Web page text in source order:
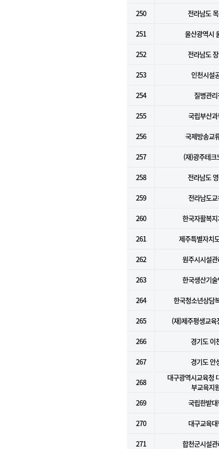
250 전라남도
251 울산광역시
252 전라남도
253 인천시설
254 질병관
255 국립부산
256 국제방송교
257 (재)광주테크
258 전라남도
259 전라남도
260 한국자활복
261 제주특별자치
262 원주시시설
263 한국생산기
264 한국청소년상담
265 (재)제주평생교육
266 경기도 이
267 경기도 안
268
대구광역시교육청
부교육지
269
국립한밭
270 대구교육
271 합천군시설